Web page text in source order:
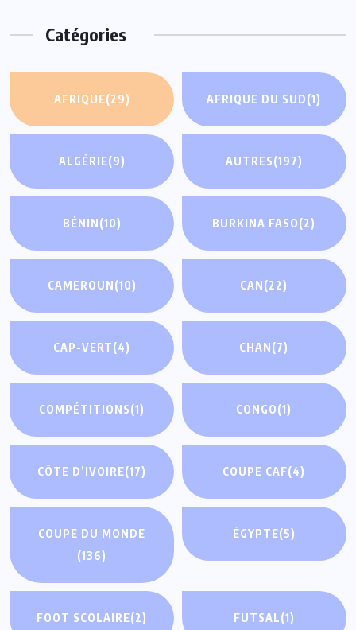
Catégories
AFRIQUE(29) AFRIQUE DU SUD(1)
ALGÉRIE(9) AUTRES(197)
BÉNIN(10) BURKINA FASO(2)
CAMEROUN(10) CAN(22)
CAP-VERT(4) CHAN(7)
COMPÉTITIONS(1) CONGO(1)
CÔTE D’IVOIRE(17) COUPE CAF(4)
COUPE DU MONDE
(136)
ÉGYPTE(5)
FOOT SCOLAIRE(2) FUTSAL(1)